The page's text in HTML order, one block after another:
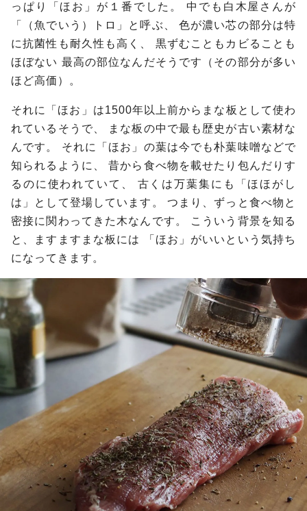
っぱり「ほお」が１番でした。中でも白木屋さんが
「（魚でいう）トロ」と呼ぶ、 色が濃い芯の部分は特
に抗菌性も耐久性も高く、 黒ずむこともカビることも
ほぼない 最高の部位なんだそうです（その部分が多い
ほど高価）。
それに「ほお」は1500年以上前からまな板として使わ
れているそうで、
まな板の中で最も歴史が古い素材な
んです。 それに「ほお」の葉は今でも朴葉味噌などで
知られるように、昔から食べ物を載せたり包んだりす
るのに使われていて、 古くは万葉集にも「ほほがし
は」として登場しています。 つまり、ずっと食べ物と
密接に関わってきた木なんです。
こういう背景を知る
と、ますますまな板には
「ほお」がいいという気持ち
になってきます。